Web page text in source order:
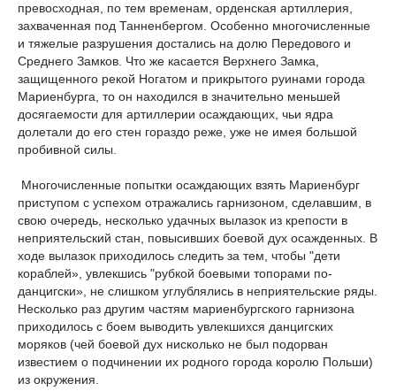
превосходная, по тем временам, орденская артиллерия,
захваченная под Танненбергом. Особенно многочисленные
и тяжелые разрушения достались на долю Передового и
Среднего Замков. Что же касается Верхнего Замка,
защищенного рекой Ногатом и прикрытого руинами города
Мариенбурга, то он находился в значительно меньшей
досягаемости для артиллерии осаждающих, чьи ядра
долетали до его стен гораздо реже, уже не имея большой
пробивной силы.
Многочисленные попытки осаждающих взять Мариенбург
приступом с успехом отражались гарнизоном, сделавшим, в
свою очередь, несколько удачных вылазок из крепости в
неприятельский стан, повысивших боевой дух осажденных. В
ходе вылазок приходилось следить за тем, чтобы "дети
кораблей», увлекшись "рубкой боевыми топорами по-
данцигски», не слишком углублялись в неприятельские ряды.
Несколько раз другим частям мариенбургского гарнизона
приходилось с боем выводить увлекшихся данцигских
моряков (чей боевой дух нисколько не был подорван
известием о подчинении их родного города королю Польши)
из окружения.